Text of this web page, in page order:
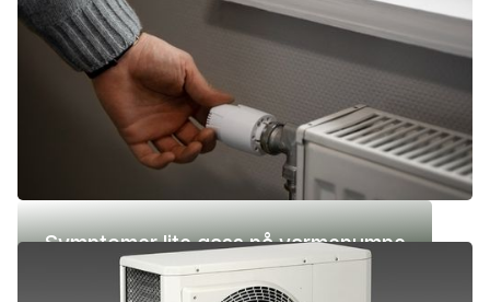
(-42 °C)
Symptomer lite gass på varmepumpe